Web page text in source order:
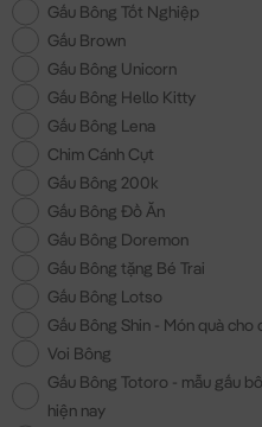
Gấu Bông Tốt Nghiệp
Gấu Brown
Gấu Bông Unicorn
Gấu Bông Hello Kitty
Gấu Bông Lena
Chim Cánh Cụt
Gấu Bông 200k
Gấu Bông Đồ Ăn
Gấu Bông Doremon
Gấu Bông tặng Bé Trai
Gấu Bông Lotso
Gấu Bông Shin - Món quà cho
Voi Bông
Gấu Bông Totoro - mẫu gấu
hiện nay